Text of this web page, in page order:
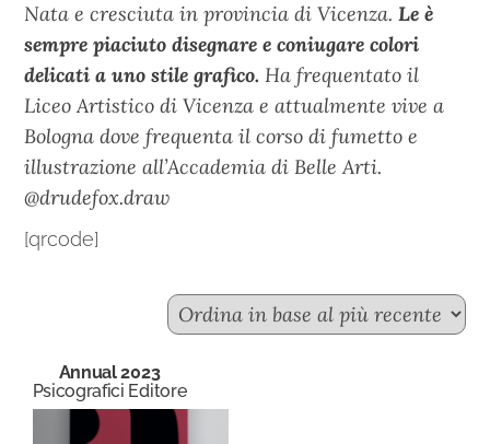
Nata e cresciuta in provincia di Vicenza.Le è
sempre piaciuto disegnare e coniugare colori
delicati auno stile grafico. Ha frequentato il
Liceo Artistico di Vicenza e attualmente vive a
Bologna dove frequenta il corso di fumetto e
illustrazione all’Accademia di Belle Arti.
@drudefox.draw
[qrcode]
Annual 2023
Psicografici Editore